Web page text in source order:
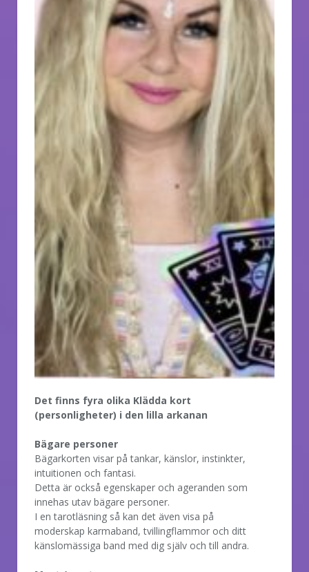
Det finns fyra olika Klädda kort
(personligheter) i den lilla arkanan
Bägare personer
Bägarkorten visar på tankar, känslor, instinkter,
intuitionen och fantasi.
Detta är också egenskaper och ageranden som
innehas utav bägare personer.
I en tarotläsning så kan det även visa på
moderskap karmaband, tvillingflammor och ditt
känslomässiga band med dig själv och till andra.